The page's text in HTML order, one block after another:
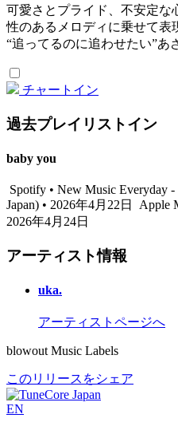
可愛さとプライド、不安定な
性のあるメロディに乗せて表
“追ってるのに追わせたい”あ
チャートイン
過去プレイリストイン
baby you
Spotify • New Music Everyday -
Japan) • 2026年4月22日
Apple
2026年4月24日
アーティスト情報
uka.
アーティストページへ
blowout Music Labels
このリリースをシェア
EN